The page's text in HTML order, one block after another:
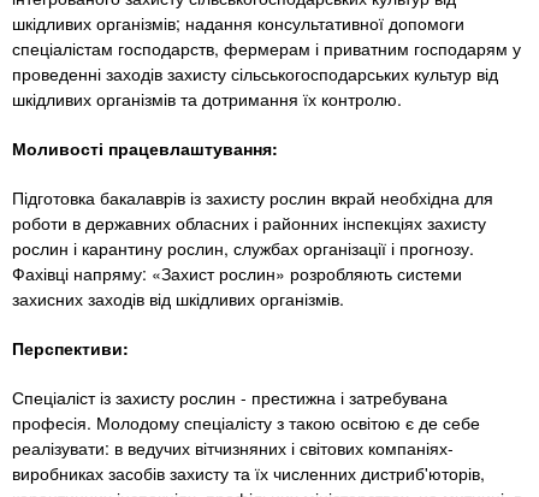
n
f
o
і
в
шкідливих організмів; надання консультативної допомоги
спеціалістам господарств, фермерам і приватним господарям у
проведенні заходів захисту сільськогосподарських культур від
шкідливих організмів та дотримання їх контролю.
Моливості працевлаштування:
Підготовка бакалаврів із захисту рослин вкрай необхідна для
роботи в державних обласних і районних інспекціях захисту
рослин і карантину рослин, службах організації і прогнозу.
Фахівці напряму: «Захист рослин» розробляють системи
захисних заходів від шкідливих організмів.
Перспективи:
Спеціаліст із захисту рослин - престижна і затребувана
професія. Молодому спеціалісту з такою освітою є де себе
реалізувати: в ведучих вітчизняних і світових компаніях-
виробниках засобів захисту та їх численних дистриб'юторів,